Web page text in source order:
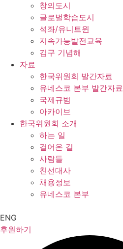
창의도시
글로벌학습도시
석좌/유니트윈
지속가능발전교육
김구 기념해
자료
한국위원회 발간자료
유네스코 본부 발간자료
국제규범
아카이브
한국위원회 소개
하는 일
걸어온 길
사람들
친선대사
채용정보
유네스코 본부
ENG
후원하기